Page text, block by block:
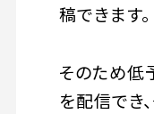
稿できます。
そのため
を配信でき